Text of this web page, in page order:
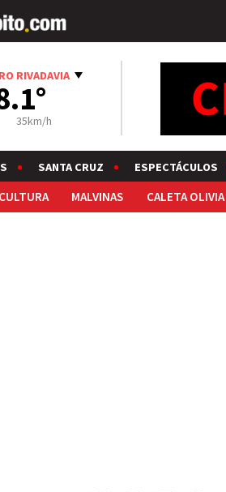
RIVADAVIA
35km/h
SANTA CRUZ ESPECTÁCULOS
CULTURA MALVINAS CALETA OLIVIA